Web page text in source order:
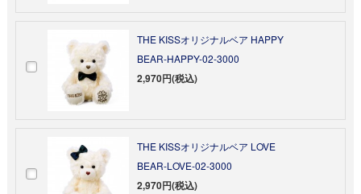
THE KISSオリジナルベア HAPPY
BEAR-HAPPY-02-3000
2,970円(税込)
THE KISSオリジナルベア LOVE
BEAR-LOVE-02-3000
2,970円(税込)